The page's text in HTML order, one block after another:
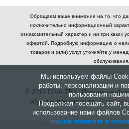
Обращаем ваше внимание на то, что
исключительно информационный
ознакомительный характер и ни при каких
офертой. Подробную информацию о
товаров и (или) услуг уточняйте у
обслуживания.
© 2019 DIVA-TEX. Поставщик
обувных производств.Политика
Мы используем файлы
работы, персонализации и
пользования
Продолжая посещать сайт,
использование нами файлов
нашей политике в